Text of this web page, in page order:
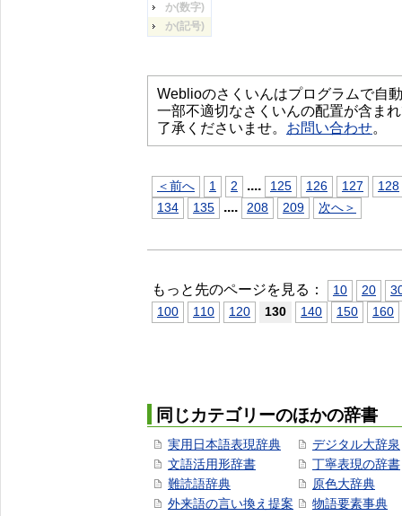
か(数字)
か(記号)
Weblioのさくいんはプログラムで自
一部不適切なさくいんの配置が含ま
了承くださいませ。 お問い合わせ。
＜前へ 1 2 .... 125 126 127
128
134
135 .... 208 209 次へ＞
もっと先のページを見る： 10 20
100
110 120 130 140 150 160
同じカテゴリーのほかの辞書
実用日本語表現辞典
文語活用形辞書
難読語辞典
外来語の言い換え提案
デジタル大辞泉
丁寧表現の辞書
原色大辞典
物語要素事典